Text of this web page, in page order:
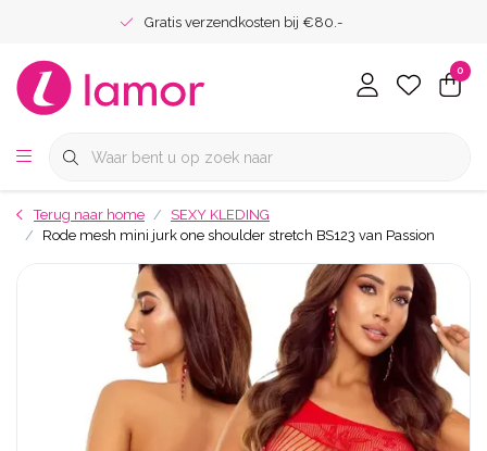
Gratis verzendkosten bij €80.-
0
Terug naar home
SEXY KLEDING
Rode mesh mini jurk one shoulder stretch BS123 van Passion